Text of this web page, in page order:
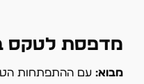
מדפסת לטקס
מבוא: עם ההתפתחות